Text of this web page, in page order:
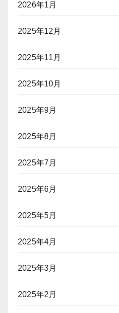
2026年1月
2025年12月
2025年11月
2025年10月
2025年9月
2025年8月
2025年7月
2025年6月
2025年5月
2025年4月
2025年3月
2025年2月